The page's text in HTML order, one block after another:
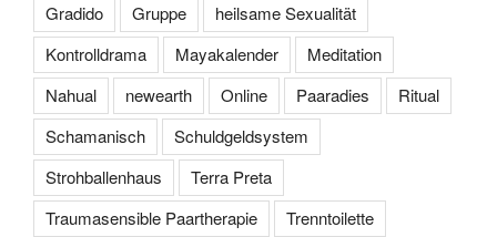
Gradido
Gruppe
heilsame Sexualität
Kontrolldrama
Mayakalender
Meditation
Nahual
newearth Online Paaradies
Ritual
Schamanisch
Schuldgeldsystem
Strohballenhaus
Terra Preta
Traumasensible Paartherapie
Trenntoilette